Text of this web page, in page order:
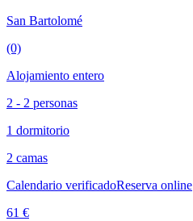
San Bartolomé
(0)
Alojamiento entero
2 - 2 personas
1 dormitorio
2 camas
Calendario verificadoReserva online
61 €